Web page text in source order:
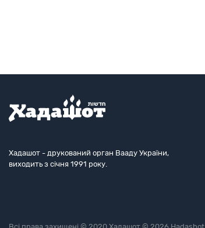
Хадашот - друкований орган Вааду України,
виходить з січня 1991 року.